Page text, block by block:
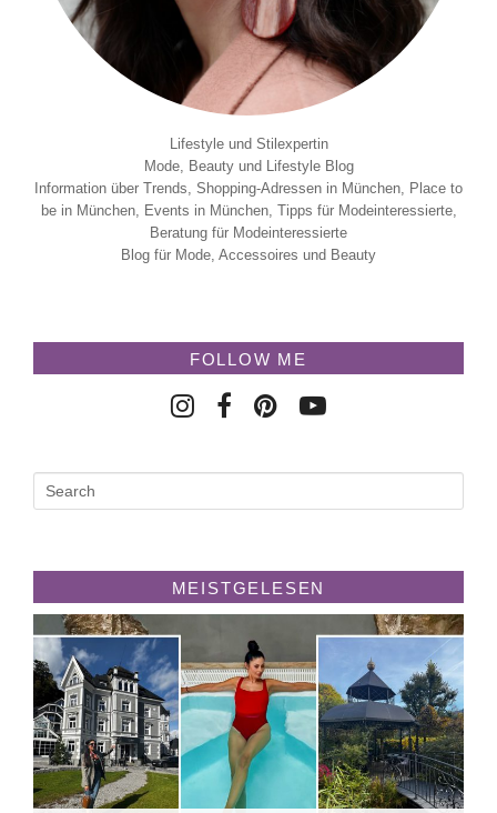
Lifestyle und Stilexpertin
Mode, Beauty und Lifestyle Blog
Information über Trends, Shopping-Adressen in München, Place to
be in München, Events in München, Tipps für Modeinteressierte,
Beratung für Modeinteressierte
Blog für Mode, Accessoires und Beauty
FOLLOW ME
MEISTGELESEN